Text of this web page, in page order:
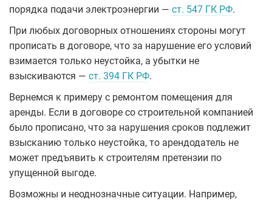
порядка подачи электроэнергии — ст. 547 ГК РФ.
При любых договорных отношениях стороны могут
прописать в договоре, что за нарушение его условий
взимается только неустойка, а убытки не
взыскиваются — ст. 394 ГК РФ.
Вернемся к примеру с ремонтом помещения для
аренды. Если в договоре со строительной компанией
было прописано, что за нарушения сроков подлежит
взысканию только неустойка, то арендодатель не
может предъявить к строителям претензии по
упущенной выгоде.
Возможны и неоднозначные ситуации. Например,